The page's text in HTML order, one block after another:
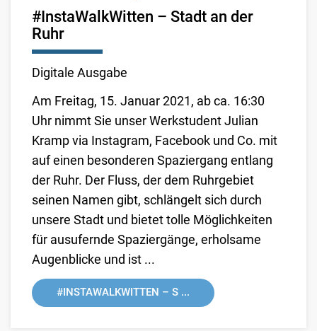
#InstaWalkWitten – Stadt an der
Ruhr
Digitale Ausgabe
Am Freitag, 15. Januar 2021, ab ca. 16:30
Uhr nimmt Sie unser Werkstudent Julian
Kramp via Instagram, Facebook und Co. mit
auf einen besonderen Spaziergang entlang
der Ruhr. Der Fluss, der dem Ruhrgebiet
seinen Namen gibt, schlängelt sich durch
unsere Stadt und bietet tolle Möglichkeiten
für ausufernde Spaziergänge, erholsame
Augenblicke und ist ...
#INSTAWALKWITTEN – S ...